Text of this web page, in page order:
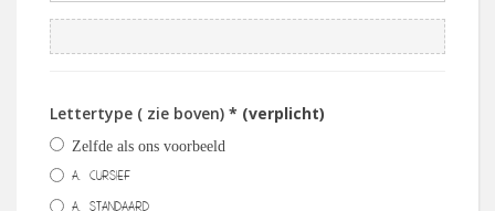
Lettertype ( zie boven) * (verplicht)
Zelfde als ons voorbeeld
A. CURSIEF
A, STANDAARD